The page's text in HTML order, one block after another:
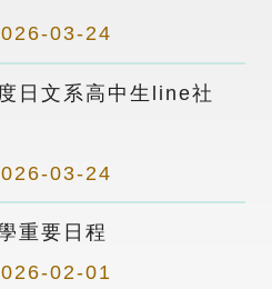
03-24
日文系高中生line社
03-24
重要日程
02-01